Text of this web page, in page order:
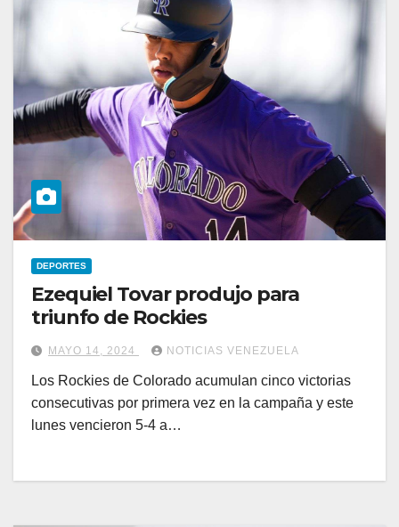
DEPORTES
Ezequiel Tovar produjo para
triunfo de Rockies
MAYO 14, 2024 NOTICIAS VENEZUELA
Los Rockies de Colorado acumulan cinco victorias
consecutivas por primera vez en la campaña y este
lunes vencieron 5-4 a…